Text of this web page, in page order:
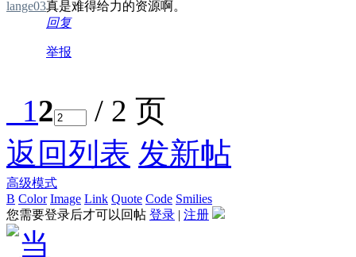
lange03真是难得给力的资源啊。
回复
举报
12
/ 2 页
返回列表 发新帖
高级模式
B Color Image Link Quote Code Smilies
您需要登录后才可以回帖 登录 | 注册